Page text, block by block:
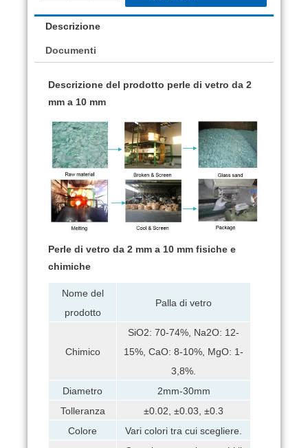
Descrizione
Documenti
Descrizione del prodotto perle di vetro da 2
mm a 10 mm
Perle di vetro da 2 mm a 10 mm fisiche e
chimiche
Nome del
prodotto
Palla di vetro
Chimico
SiO2: 70-74%, Na2O: 12-
15%, CaO: 8-10%, MgO: 1-
3,8%.
Diametro
2mm-30mm
Tolleranza
±0.02, ±0.03, ±0.3
Colore
Vari colori tra cui scegliere.